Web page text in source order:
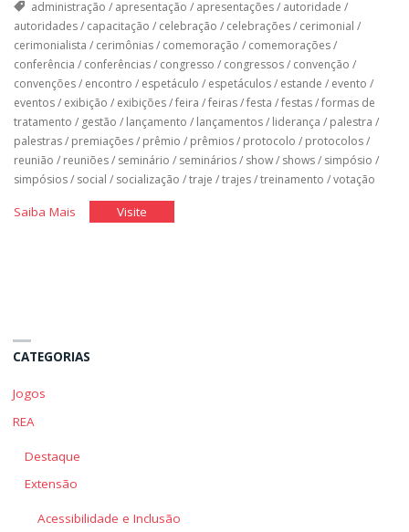
administração / apresentação / apresentações/ autoridade /
autoridades/ capacitação / celebração / celebrações/ cerimonial /
cerimonialista / cerimônias/ comemoração / comemorações/
conferência / conferências/ congresso / congressos/ convenção /
convenções/ encontro / espetáculo / espetáculos/ estande / evento /
eventos/ exibição / exibições/feira /feiras/festa /festas/formas de
tratamento / gestão / lançamento / lançamentos/ liderança / palestra /
palestras/ premiações/ prêmio / prêmios/ protocolo / protocolos/
reunião / reuniões/ seminário / seminários/ show/ shows/ simpósio /
simpósios/ social / socialização /traje /trajes/treinamento /votação
Saiba Mais"Cerimonial
Visite"Cerimonial
CATEGORIAS
Jogos
REA
Destaque
Extensão
Acessibilidade e Inclusão